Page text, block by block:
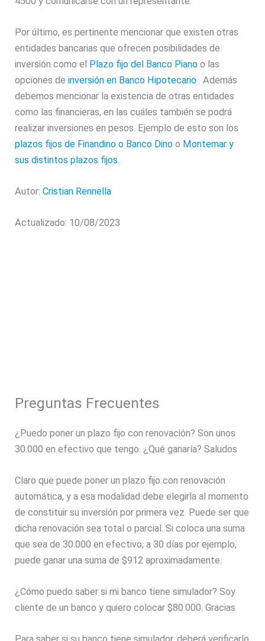
Por último, es pertinente mencionar que existen otras
entidades bancarias que ofrecen posibilidades de
inversión como el Plazo fijo del Banco Piano o las
opciones deinversión en Banco Hipotecario . Además
debemos mencionar la existencia de otras entidades
como las financieras, en las cuáles también se podrá
realizar inversiones en pesos. Ejemplo de esto son los
plazos fijos de Finandino o Banco Dino o Montemar y
sus distintos plazos fijos
Autor:Cristian Rennella
Actualizado: 10/08/2023
Preguntas Frecuentes
¿Puedo poner un plazo fijo con renovación? Son unos
30.000 en efectivo que tengo. ¿Qué ganaría? Saludos
Claro que puede poner un plazo fijo con renovación
automática, y a esa modalidad debe elegirla al momento
de constituir su inversión por primera vez. Puede ser que
dicha renovación sea total o parcial. Si coloca una suma
que sea de 30.000 en efectivo, a 30 días por ejemplo,
puede ganar una suma de $912 aproximadamente.
¿Cómo puedo saber si mi banco tiene simulador? Soy
cliente de un banco y quiero colocar $80.000. Gracias